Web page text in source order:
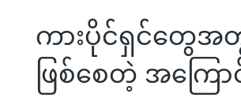
ကားပိုင်ရှင်တွေ
ဖြစ်စေတဲ့ အကြေ